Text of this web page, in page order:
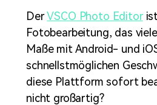
Der VSCO Photo Editor
Fotobearbeitung, das
Maße mit Android- und
schnellstmöglichen
diese Plattform sofort
nicht großartig?